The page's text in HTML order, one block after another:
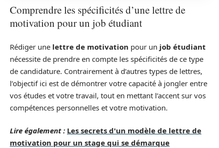
Comprendre les spécificités d’une lettre de
motivation pour un job étudiant
Rédiger une lettre de motivation pour un job étudiant
nécessite de prendre en compte les spécificités de ce type
de candidature. Contrairement à d’autres types de lettres,
l’objectif ici est de démontrer votre capacité à jongler entre
vos études et votre travail, tout en mettant l’accent sur vos
compétences personnelles et votre motivation.
Lire également : Les secrets d'un modèle de lettre de
motivation pour un stage qui se démarque